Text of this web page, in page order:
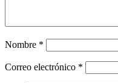
Nombre *
Correo electrónico *